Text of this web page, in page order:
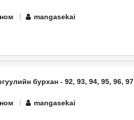
mangasekai
бурхан - 92, 93, 94, 95, 96, 97
mangasekai